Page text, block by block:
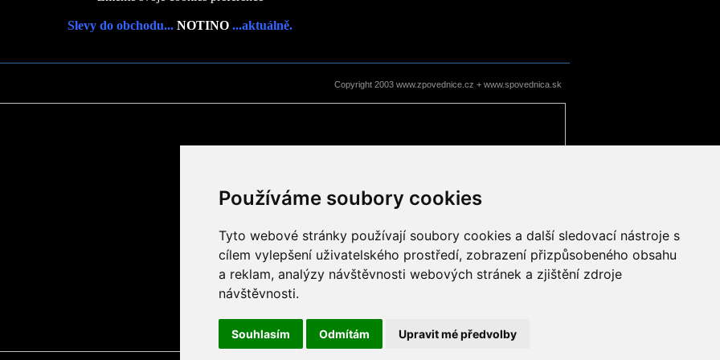
Používáme soubory cookies
Tyto webové stránky používají soubory cookies a další sledovací nástroje s
cílem vylepšení uživatelského prostředí, zobrazení přizpůsobeného obsahu
a reklam, analýzy návštěvnosti webových stránek a zjištění zdroje
návštěvnosti.
Souhlasím Odmítám Upravit mé předvolby
Slevy do obchodu... NOTINO ...aktuálně.
Copyright 2003 www.zpovednice.cz + www.spovednica.sk